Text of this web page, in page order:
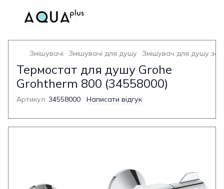
Змішувачі Змішувачі для душу Змішувач для душу
Термостат для душу Grohe
Grohtherm 800 (34558000)
Артикул: 34558000 Написати відгук